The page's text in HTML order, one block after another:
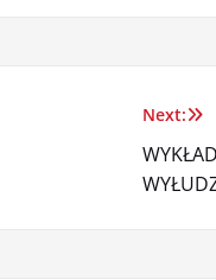
Next: